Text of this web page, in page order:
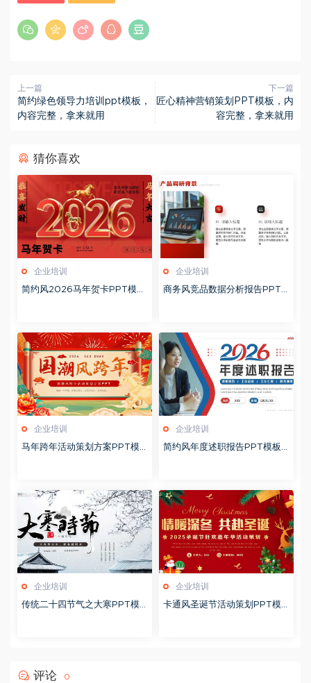
上一篇
简约绿色领导力培训ppt模板，
内容完整，拿来就用
下一篇
匠心精神营销策划PPT模板，内
容完整，拿来就用
猜你喜欢
企业培训
简约风2026马年贺卡PPT模板
企业培训
商务风竞品数据分析报告PPT
企业培训
马年跨年活动策划方案PPT模
企业培训
简约风年度述职报告PPT模板2
企业培训
传统二十四节气之大寒PPT模
企业培训
卡通风圣诞节活动策划PPT模
评论 0